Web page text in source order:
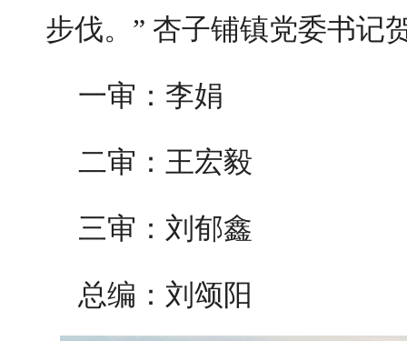
步伐。” 杏子铺镇党委书记
一审：李娟
二审：王宏毅
三审：刘郁鑫
总编：刘颂阳